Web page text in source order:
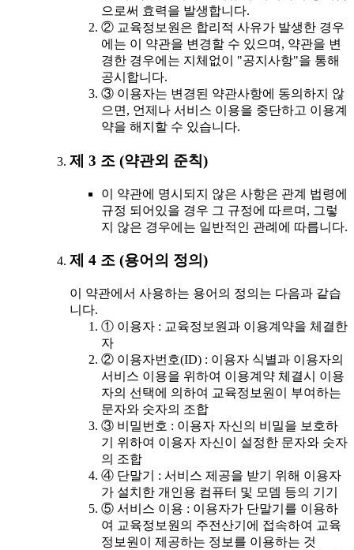
으로써 효력을 발생합니다.
② 교육정보원은 합리적 사유가 발생한 경우
에는 이 약관을 변경할 수 있으며, 약관을 변
경한 경우에는 지체없이 "공지사항"을 통해
공시합니다.
③ 이용자는 변경된 약관사항에 동의하지 않
으면, 언제나 서비스 이용을 중단하고 이용계
약을 해지할 수 있습니다.
제 3 조 (약관외 준칙)
이 약관에 명시되지 않은 사항은 관계 법령에
규정 되어있을 경우 그 규정에 따르며, 그렇
지 않은 경우에는 일반적인 관례에 따릅니다.
제 4 조 (용어의 정의)
이 약관에서 사용하는 용어의 정의는 다음과 같습
니다.
① 이용자 : 교육정보원과 이용계약을 체결한
자
② 이용자번호(ID) : 이용자 식별과 이용자의
서비스 이용을 위하여 이용계약 체결시 이용
자의 선택에 의하여 교육정보원이 부여하는
문자와 숫자의 조합
③ 비밀번호 : 이용자 자신의 비밀을 보호하
기 위하여 이용자 자신이 설정한 문자와 숫자
의 조합
④ 단말기 : 서비스 제공을 받기 위해 이용자
가 설치한 개인용 컴퓨터 및 모뎀 등의 기기
⑤ 서비스 이용 : 이용자가 단말기를 이용하
여 교육정보원의 주전산기에 접속하여 교육
정보원이 제공하는 정보를 이용하는 것